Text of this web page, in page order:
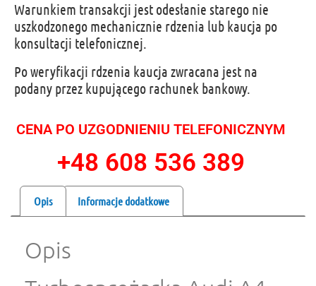
Warunkiem transakcji jest odesłanie starego nie
uszkodzonego mechanicznie rdzenia lub kaucja po
konsultacji telefonicznej.
Po weryfikacji rdzenia kaucja zwracana jest na
podany przez kupującego rachunek bankowy.
CENA PO UZGODNIENIU TELEFONICZNYM
+48 608 536 389
Opis Informacje dodatkowe
Opis